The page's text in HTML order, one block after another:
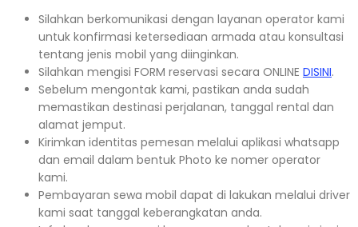
Silahkan berkomunikasi dengan layanan operator kami
untuk konfirmasi ketersediaan armada atau konsultasi
tentang jenis mobil yang diinginkan.
Silahkan mengisi FORM reservasi secara ONLINE DISINI.
Sebelum mengontak kami, pastikan anda sudah
memastikan destinasi perjalanan, tanggal rental dan
alamat jemput.
Kirimkan identitas pemesan melalui aplikasi whatsapp
dan email dalam bentuk Photo ke nomer operator
kami.
Pembayaran sewa mobil dapat di lakukan melalui driver
kami saat tanggal keberangkatan anda.